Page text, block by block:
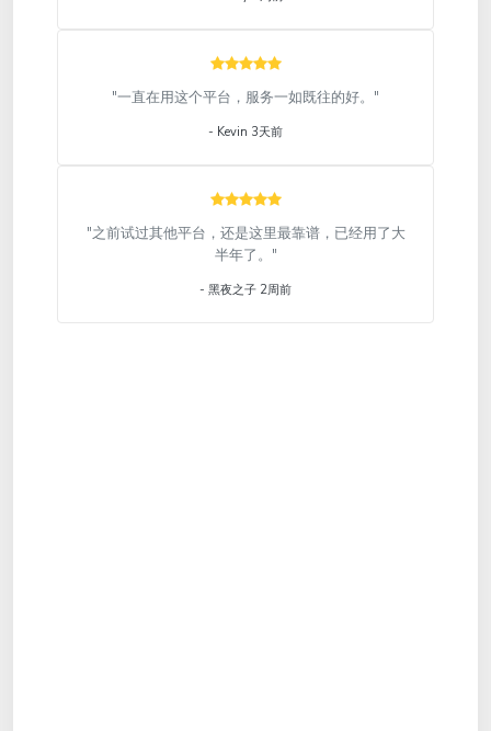
"一直在用这个平台，服务一如既往的好。"
- Kevin 3天前
"之前试过其他平台，还是这里最靠谱，已经用了大
半年了。"
- 黑夜之子 2周前